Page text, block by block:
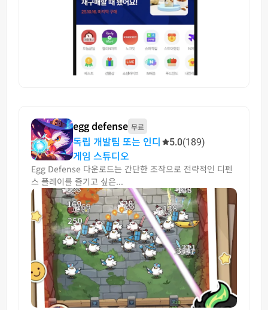
egg defense 무료
독립 개발팀 또는 인디
게임 스튜디오
5.0(189)
Egg Defense 다운로드는 간단한 조작으로 전략적인 디펜
스 플레이를 즐기고 싶은...